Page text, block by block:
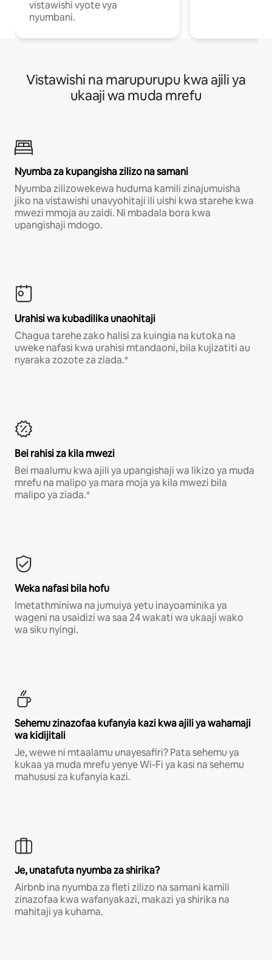
vistawishi vyote vya
nyumbani.
Vistawishi na marupurupu kwa ajili ya
ukaaji wa muda mrefu
Nyumba za kupangisha zilizo na samani
Nyumba zilizowekewa huduma kamili zinajumuisha
jiko na vistawishi unavyohitaji ili uishi kwa starehe kwa
mwezi mmoja au zaidi. Ni mbadala bora kwa
upangishaji mdogo.
Urahisi wa kubadilika unaohitaji
Chagua tarehe zako halisi za kuingia na kutoka na
uweke nafasi kwa urahisi mtandaoni, bila kujizatiti au
nyaraka zozote za ziada.*
Bei rahisi za kila mwezi
Bei maalumu kwa ajili ya upangishaji wa likizo ya muda
mrefu na malipo ya mara moja ya kila mwezi bila
malipo ya ziada.*
Weka nafasi bila hofu
Imetathminiwa na jumuiya yetu inayoaminika ya
wageni na usaidizi wa saa 24 wakati wa ukaaji wako
wa siku nyingi.
Sehemu zinazofaa kufanyia kazi kwa ajili ya wahamaji
wa kidijitali
Je, wewe ni mtaalamu unayesafiri? Pata sehemu ya
kukaa ya muda mrefu yenye Wi-Fi ya kasi na sehemu
mahususi za kufanyia kazi.
Je, unatafuta nyumba za shirika?
Airbnb ina nyumba za fleti zilizo na samani kamili
zinazofaa kwa wafanyakazi, makazi ya shirika na
mahitaji ya kuhama.